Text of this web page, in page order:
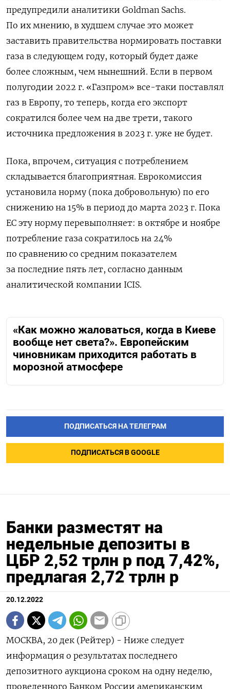
предупредили аналитики Goldman Sachs.
По их мнению, в худшем случае это может
заставить правительства нормировать поставки
газа в следующем году, который будет даже
более сложным, чем нынешний. Если в первом
полугодии 2022 г. «Газпром» все-таки поставлял
газ в Европу, то теперь, когда его экспорт
сократился более чем на две трети, такого
источника предложения в 2023 г. уже не будет.
Пока, впрочем, ситуация с потреблением
складывается благоприятная. Еврокомиссия
установила норму (пока добровольную) по его
снижению на 15% в период до марта 2023 г. Пока
ЕС эту норму перевыполняет: в октябре и ноябре
потребление газа сократилось на 24%
по сравнению со средним показателем
за последние пять лет, согласно данным
аналитической компании ICIS.
«Как можно жаловаться, когда в Киеве
вообще нет света?». Европейским
чиновникам приходится работать в
морозной атмосфере
ПОДПИСАТЬСЯ НА ТЕЛЕГРАМ
ПОДПИСАТЬСЯ В GOOGLE
Банки разместят на
недельные депозиты в
ЦБР 2,52 трлн р под 7,42%,
предлагая 2,72 трлн р
20.12.2022
МОСКВА, 20 дек (Рейтер) - Ниже следует
информация о результатах последнего
депозитного аукциона сроком на одну неделю,
проведенного Банком России американским